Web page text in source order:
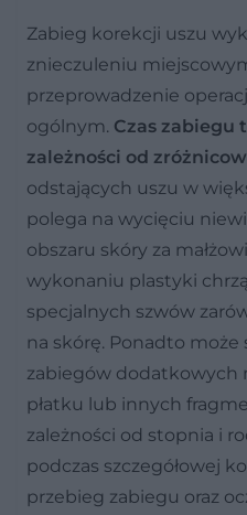
Zabieg korekcji uszu
znieczuleniu
przeprowadzenie
ogólnym. Czas zabiegu
zależności od
odstających uszu w
polega na wycięciu
obszaru skóry za
wykonaniu plastyki
specjalnych szwów
na skórę. Ponadto może
zabiegów dodatkowych
płatku lub innych
zależności od stopnia i
podczas szczegółowej
przebieg zabiegu oraz